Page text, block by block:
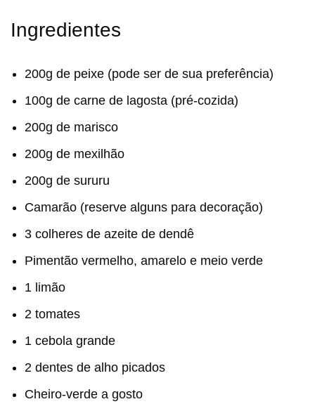
Ingredientes
200g de peixe (pode ser de sua preferência)
100g de carne de lagosta (pré-cozida)
200g de marisco
200g de mexilhão
200g de sururu
Camarão (reserve alguns para decoração)
3 colheres de azeite de dendê
Pimentão vermelho, amarelo e meio verde
1 limão
2 tomates
1 cebola grande
2 dentes de alho picados
Cheiro-verde a gosto